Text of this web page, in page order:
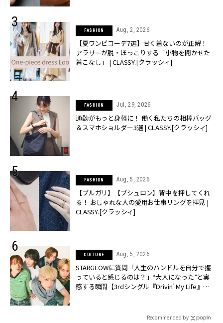
FASHION Aug, 2, 2026
【夏ワンピコーデ7選】甘く着ないのが正解！
アラサーが脱・ほっこりする「小物を聞かせた
着こなし」 | CLASSY.[クラッシィ]
FASHION Jul, 29, 2026
通勤がもっと身軽に！ 働く私たちの相棒バッグ
＆スマホショルダー3選 | CLASSY.[クラッシィ]
FASHION Aug, 5, 2026
【ブルガリ】【ブシュロン】背中を押してくれ
る！ おしゃれな人の愛用お仕事リングを拝見 |
CLASSY.[クラッシィ]
CULTURE Aug, 5, 2026
STARGLOWに質問「人生のハンドルを自分で握
っていると感じるのは？」“大️人になった”と実
感する瞬間【3rdシングル『Drivin' My Life』発
Recommended by